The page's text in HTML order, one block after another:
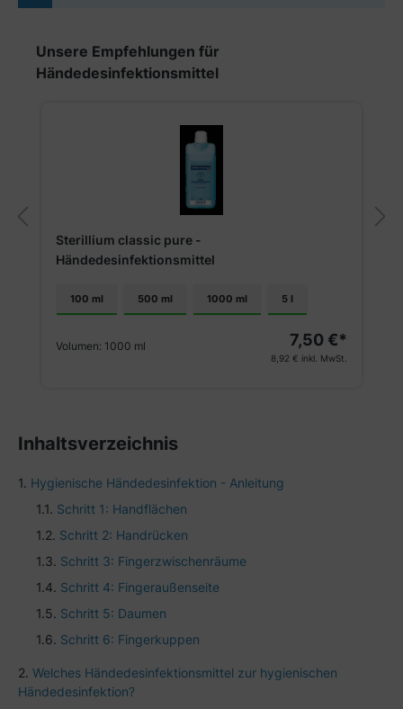
Produktgalerie überspringen
Unsere Empfehlungen für
Händedesinfektionsmittel
Sterillium classic pure -
Händedesinfektionsmittel
100 ml 500 ml 1000 ml 5 l
Volumen: 1000 ml 7,50 €*
8,92 € inkl. MwSt.
Inhaltsverzeichnis
Hygienische Händedesinfektion - Anleitung
Schritt 1: Handflächen
Schritt 2: Handrücken
Schritt 3: Fingerzwischenräume
Schritt 4: Fingeraußenseite
Schritt 5: Daumen
Schritt 6: Fingerkuppen
Welches Händedesinfektionsmittel zur hygienischen
Händedesinfektion?